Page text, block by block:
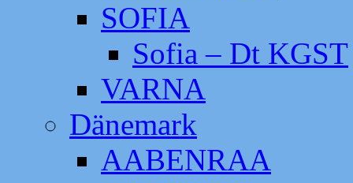
SOFIA
Sofia – Dt KGST
VARNA
Dänemark
AABENRAA